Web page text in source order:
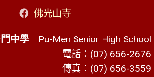
佛光山寺
中學 Pu-Men Senior High School
電話：(07) 656-2676
傳真：(07) 656-3559